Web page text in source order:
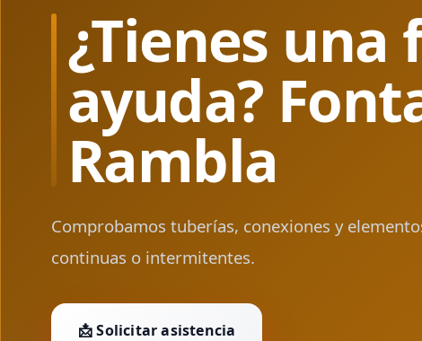
¿Tienes una
ayuda?
Rambla
Comprobamos tuberías, conexiones y
continuas o intermitentes.
📩 Solicitar asistencia